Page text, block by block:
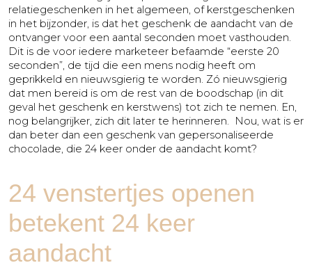
relatiegeschenken in het algemeen, of kerstgeschenken
in het bijzonder, is dat het geschenk de aandacht van de
ontvanger voor een aantal seconden moet vasthouden.
Dit is de voor iedere marketeer befaamde “eerste 20
seconden”, de tijd die een mens nodig heeft om
geprikkeld en nieuwsgierig te worden. Zó nieuwsgierig
dat men bereid is om de rest van de boodschap (in dit
geval het geschenk en kerstwens) tot zich te nemen. En,
nog belangrijker, zich dit later te herinneren. Nou, wat is er
dan beter dan een geschenk van gepersonaliseerde
chocolade, die 24 keer onder de aandacht komt?
24 venstertjes openen
betekent 24 keer
aandacht